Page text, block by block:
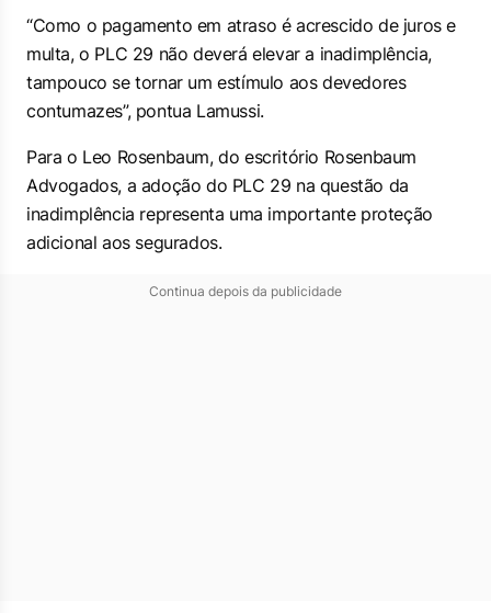
“Como o pagamento em atraso é acrescido de juros e
multa, o PLC 29 não deverá elevar a inadimplência,
tampouco se tornar um estímulo aos devedores
contumazes”, pontua Lamussi.
Para o Leo Rosenbaum, do escritório Rosenbaum
Advogados, a adoção do PLC 29 na questão da
inadimplência representa uma importante proteção
adicional aos segurados.
Continua depois da publicidade